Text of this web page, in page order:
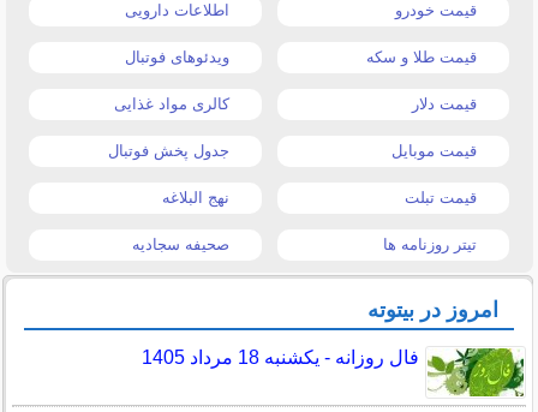
قیمت خودرو اطلاعات دارویی
قیمت طلا و سکه ویدئوهای فوتبال
قیمت دلار کالری مواد غذایی
قیمت موبایل جدول پخش فوتبال
قیمت تبلت نهج البلاغه
تیتر روزنامه ها صحیفه سجادیه
امروز در بیتوته
فال روزانه - یکشنبه 18 مرداد 1405